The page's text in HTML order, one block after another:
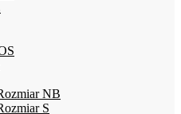
NB
S